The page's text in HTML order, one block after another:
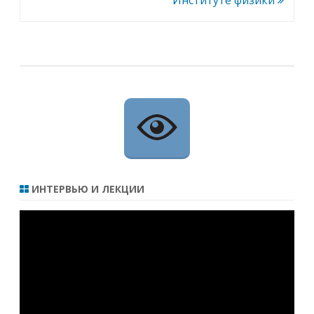
ИНТЕРВЬЮ И ЛЕКЦИИ
Видеоплеер